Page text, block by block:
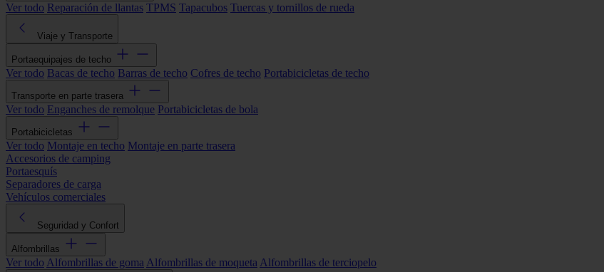
Ver todo Reparación de llantas TPMS Tapacubos Tuercas y tornillos de rueda
Viaje y Transporte
Portaequipajes de techo
Ver todo Bacas de techo Barras de techo Cofres de techo Portabicicletas de techo
Transporte en parte trasera
Ver todo Enganches de remolque Portabicicletas de bola
Portabicicletas
Ver todo Montaje en techo Montaje en parte trasera
Accesorios de camping
Portaesquís
Separadores de carga
Vehículos comerciales
Seguridad y Confort
Alfombrillas
Ver todo Alfombrillas de goma Alfombrillas de moqueta Alfombrillas de terciopelo